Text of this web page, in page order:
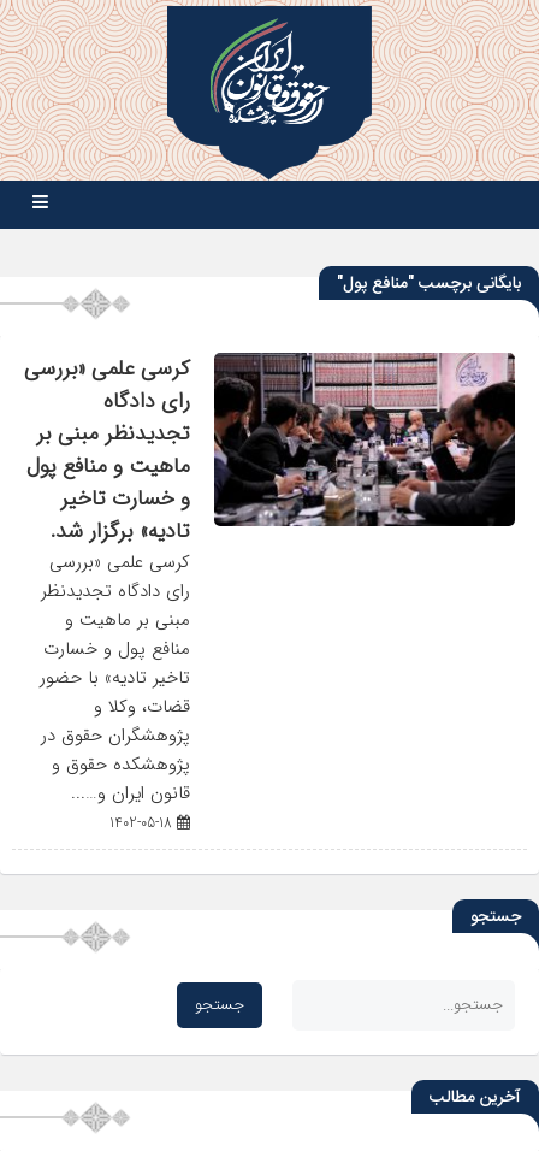
بایگانی برچسب "منافع پول"
کرسی علمی «بررسی
رای دادگاه
تجدیدنظر مبنی بر
ماهیت و منافع پول
و خسارت تاخیر
تادیه» برگزار شد.
کرسی علمی «بررسی
رای دادگاه تجدیدنظر
مبنی بر ماهیت و
منافع پول و خسارت
تاخیر تادیه» با حضور
قضات، وکلا و
پژوهشگران حقوق در
پژوهشکده حقوق و
قانون ایران و…...
جستجو
آخرین مطالب